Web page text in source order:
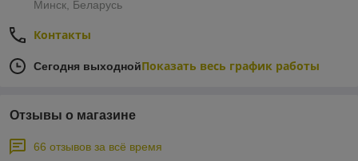
Минск, Беларусь
Контакты
Сегодня выходнойПоказать весь график работы
Отзывы о магазине
66 отзывов за всё время